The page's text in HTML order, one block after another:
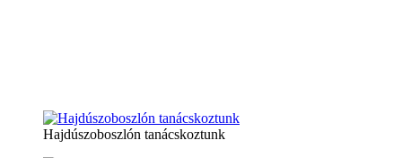
Hajdúszoboszlón tanácskoztunk